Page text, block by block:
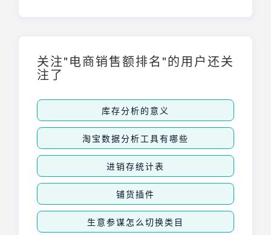
关注"电商销售额排名"的用户还关
注了
库存分析的意义
淘宝数据分析工具有哪些
进销存统计表
铺货插件
生意参谋怎么切换类目